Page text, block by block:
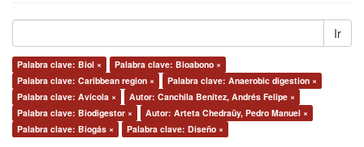
Ir
Palabra clave: Biol ×
Palabra clave: Bioabono ×
Palabra clave: Caribbean region ×
Palabra clave: Anaerobic digestion ×
Palabra clave: Avícola ×
Autor: Canchila Benítez, Andrés Felipe ×
Palabra clave: Biodigestor ×
Autor: Arteta Chedraüy, Pedro Manuel ×
Palabra clave: Biogás ×
Palabra clave: Diseño ×